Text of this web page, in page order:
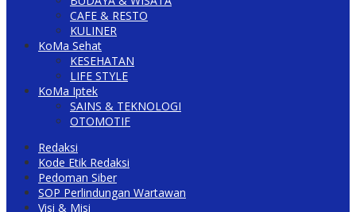
CAFE & RESTO
KULINER
KoMa Sehat
KESEHATAN
LIFE STYLE
KoMa Iptek
SAINS & TEKNOLOGI
OTOMOTIF
Redaksi
Kode Etik Redaksi
Pedoman Siber
SOP Perlindungan Wartawan
Visi & Misi